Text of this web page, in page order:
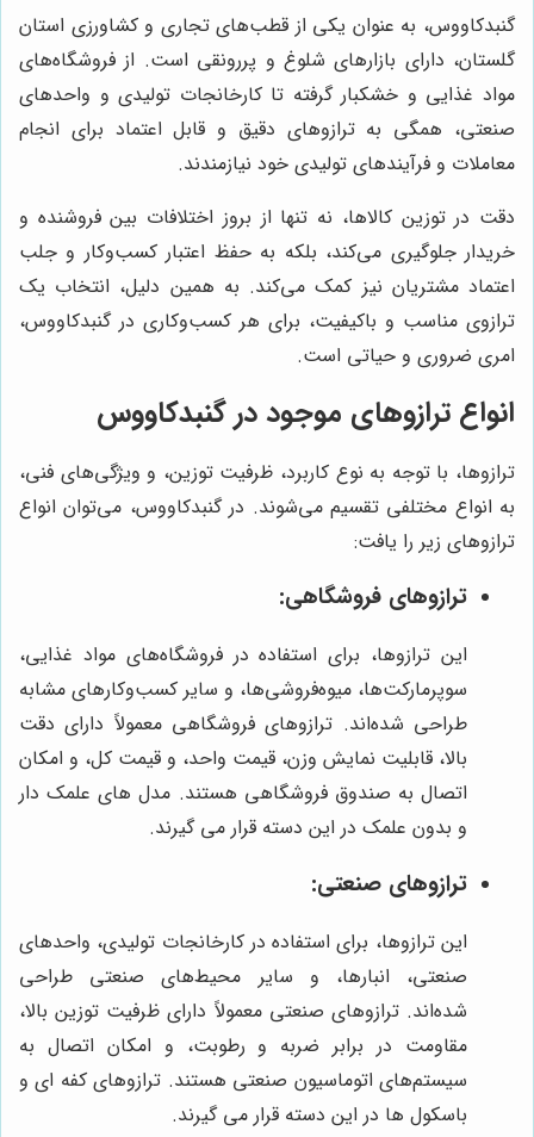
گنبدکاووس، به عنوان یکی از قطب‌های تجاری و کشاورزی استان
گلستان، دارای بازارهای شلوغ و پررونقی است. از فروشگاه‌های
مواد غذایی و خشکبار گرفته تا کارخانجات تولیدی و واحدهای
صنعتی، همگی به ترازوهای دقیق و قابل اعتماد برای انجام
معاملات و فرآیندهای تولیدی خود نیازمندند.
دقت در توزین کالاها، نه تنها از بروز اختلافات بین فروشنده و
خریدار جلوگیری می‌کند، بلکه به حفظ اعتبار کسب‌وکار و جلب
اعتماد مشتریان نیز کمک می‌کند. به همین دلیل، انتخاب یک
ترازوی مناسب و باکیفیت، برای هر کسب‌وکاری در گنبدکاووس،
امری ضروری و حیاتی است.
انواع ترازوهای موجود در گنبدکاووس
ترازوها، با توجه به نوع کاربرد، ظرفیت توزین، و ویژگی‌های فنی،
به انواع مختلفی تقسیم می‌شوند. در گنبدکاووس، می‌توان انواع
ترازوهای زیر را یافت:
ترازوهای فروشگاهی:
این ترازوها، برای استفاده در فروشگاه‌های مواد غذایی،
سوپرمارکت‌ها، میوه‌فروشی‌ها، و سایر کسب‌وکارهای مشابه
طراحی شده‌اند. ترازوهای فروشگاهی معمولاً دارای دقت
بالا، قابلیت نمایش وزن، قیمت واحد، و قیمت کل، و امکان
اتصال به صندوق فروشگاهی هستند. مدل های علمک دار
و بدون علمک در این دسته قرار می گیرند.
ترازوهای صنعتی:
این ترازوها، برای استفاده در کارخانجات تولیدی، واحدهای
صنعتی، انبارها، و سایر محیط‌های صنعتی طراحی
شده‌اند. ترازوهای صنعتی معمولاً دارای ظرفیت توزین بالا،
مقاومت در برابر ضربه و رطوبت، و امکان اتصال به
سیستم‌های اتوماسیون صنعتی هستند. ترازوهای کفه ای و
باسکول ها در این دسته قرار می گیرند.